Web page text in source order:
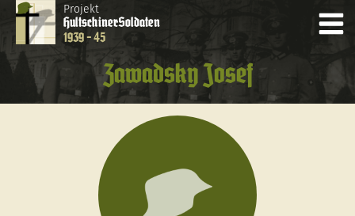
Projekt
HultschinerSoldaten
1939 - 45
Zawadsky Josef